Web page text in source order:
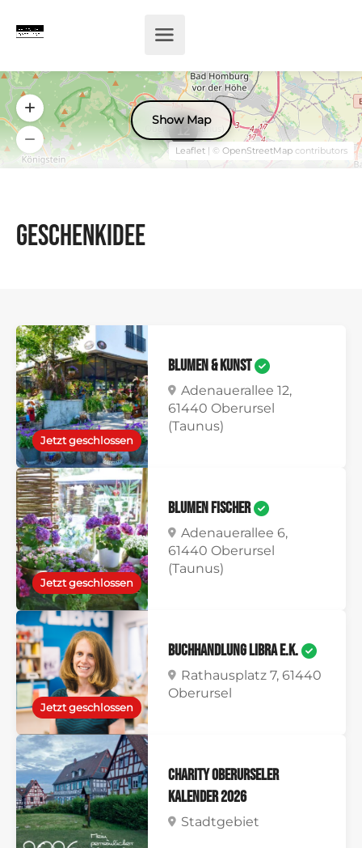
Geschenkidee
Jetzt geschlossen
Blumen & Kunst
Adenauerallee 12,
61440 Oberursel
(Taunus)
Jetzt geschlossen
Blumen Fischer
Adenauerallee 6,
61440 Oberursel
(Taunus)
Jetzt geschlossen
Buchhandlung Libra e.K.
Rathausplatz 7, 61440
Oberursel
Charity Oberurseler
Kalender 2026
Stadtgebiet
Leaflet | © OpenStreetMap contributors
Show Map